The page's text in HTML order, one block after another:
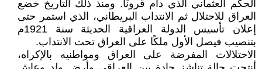
الحكم العثماني الذي دام قرونًا. ومنذ ذلك التاريخ خضع
العراق للاحتلال ثم الانتداب البريطاني، الذي استمر حتى
إعلان تأسيس الدولة العراقية الحديثة سنة 1921م
بتنصيب فيصل الأول ملكًا على العراق تحت الانتداب.
الاحتلالات المفرضة على العراق ومواطنيه بالإكراه،